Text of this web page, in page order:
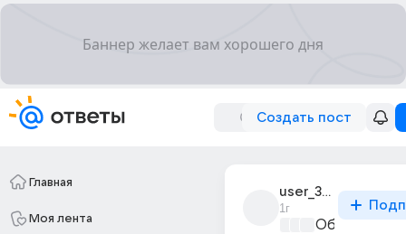
Создать пост
Главная
Моя лента
user_319788406
1г